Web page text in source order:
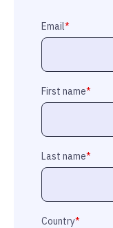
Email*
First name*
Last name*
Country*